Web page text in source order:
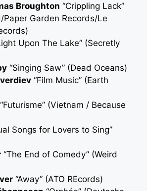
Broughton “Crippling Lack”
Paper Garden Records/Le
Upon The Lake” (Secretly
“Singing Saw” (Dead Oceans)
“Film Music” (Earth
“Futurisme” (Vietnam / Because
Songs for Lovers to Sing”
“The End of Comedy” (Weird
“Away” (ATO REcords)